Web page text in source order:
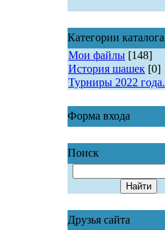
Категории каталога
Мои файлы [148]
История шашек [0]
Турниры 2022 года.
Форма входа
Поиск
Друзья сайта